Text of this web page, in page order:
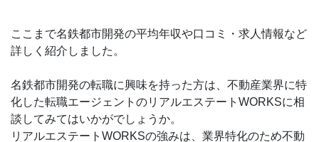
ここまで名鉄都市開発の平均年収や口コミ・求人情報など
詳しく紹介しました。
名鉄都市開発の転職に興味を持った方は、不動産業界に特
化した転職エージェントのリアルエステートWORKSに相
談してみてはいかがでしょうか。
リアルエステートWORKSの強みは、業界特化のため不動